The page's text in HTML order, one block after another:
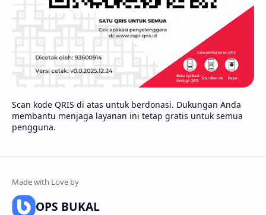
Scan kode QRIS di atas untuk berdonasi. Dukungan Anda
membantu menjaga layanan ini tetap gratis untuk semua
pengguna.
OPS BUKAL